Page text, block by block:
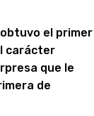
el primer
carácter
que le
de